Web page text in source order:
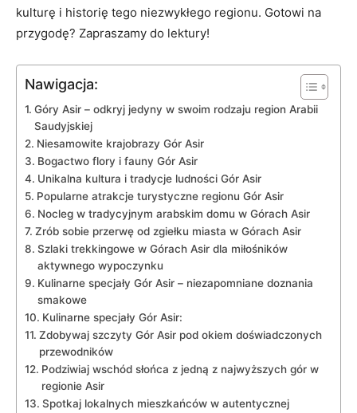
kulturę i historię tego niezwykłego regionu. Gotowi na
‌przygodę? Zapraszamy​ do lektury!
Nawigacja:
Góry‌ Asir​ – ​odkryj jedyny w swoim rodzaju⁤ region‌ Arabii ​
Saudyjskiej
Niesamowite krajobrazy Gór Asir
Bogactwo flory i fauny⁣ Gór ‌Asir
Unikalna kultura i ​tradycje ludności Gór⁣ Asir
Popularne atrakcje turystyczne‌ regionu Gór⁢ Asir
Nocleg w tradycyjnym arabskim domu w Górach Asir
Zrób ​sobie przerwę⁣ od zgiełku miasta w Górach Asir
Szlaki trekkingowe w Górach Asir dla miłośników
aktywnego​ wypoczynku
Kulinarne specjały Gór Asir –‌ niezapomniane doznania
smakowe
Kulinarne ​specjały Gór ‍Asir:
Zdobywaj szczyty‌ Gór Asir pod okiem doświadczonych
⁣przewodników
Podziwiaj wschód słońca z jedną z ⁣najwyższych gór w
regionie Asir
Spotkaj lokalnych mieszkańców‍ w autentycznej